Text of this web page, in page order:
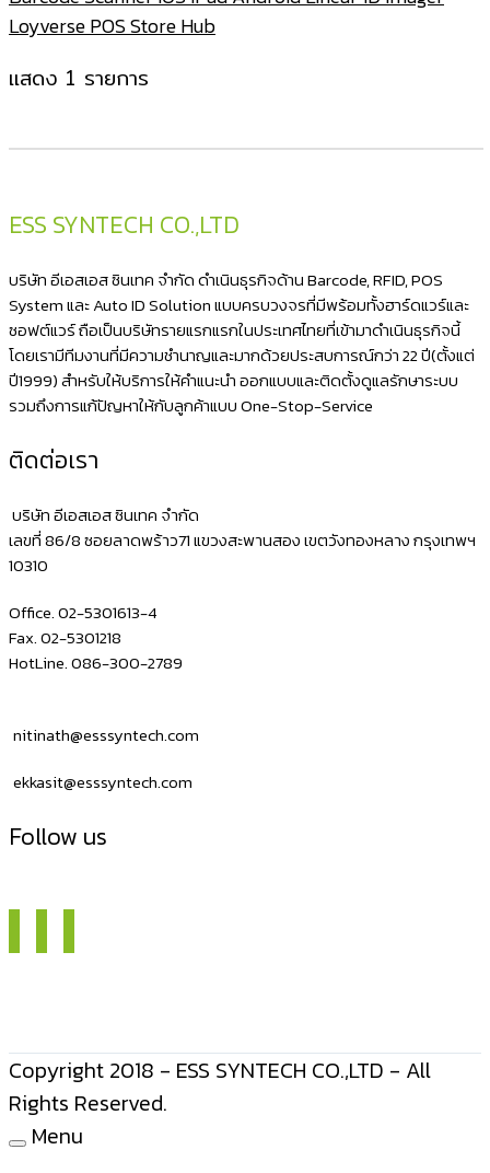
Loyverse POS Store Hub
แสดง 1 รายการ
ESS SYNTECH CO.,LTD
บริษัท อีเอสเอส ซินเทค จำกัด ดำเนินธุรกิจด้าน Barcode, RFID, POS
System และ Auto ID Solution แบบครบวงจรที่มีพร้อมทั้งฮาร์ดแวร์และ
ซอฟต์แวร์ ถือเป็นบริษัทรายแรกแรกในประเทศไทยที่เข้ามาดำเนินธุรกิจนี้
โดยเรามีทีมงานที่มีความชำนาญและมากด้วยประสบการณ์กว่า 22 ปี(ตั้งแต่
ปี1999) สำหรับให้บริการให้คำแนะนำ ออกแบบและติดตั้งดูแลรักษาระบบ
รวมถึงการแก้ปัญหาให้กับลูกค้าแบบ One-Stop-Service
ติดต่อเรา
บริษัท อีเอสเอส ซินเทค จำกัด
เลขที่ 86/8 ซอยลาดพร้าว71 แขวงสะพานสอง เขตวังทองหลาง กรุงเทพฯ
10310
Office. 02-5301613-4
Fax. 02-5301218
HotLine. 086-300-2789
nitinath@esssyntech.com
ekkasit@esssyntech.com
Follow us
Copyright 2018 - ESS SYNTECH CO.,LTD - All
Rights Reserved.
Menu